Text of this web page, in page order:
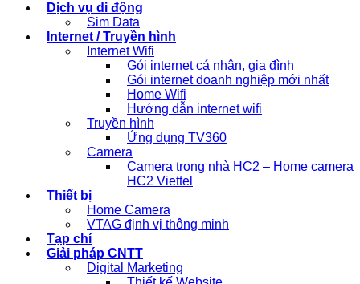
Dịch vụ di động
Sim Data
Internet / Truyền hình
Internet Wifi
Gói internet cá nhân, gia đình
Gói internet doanh nghiệp mới nhất
Home Wifi
Hướng dẫn internet wifi
Truyền hình
Ứng dụng TV360
Camera
Camera trong nhà HC2 – Home camera
HC2 Viettel
Thiết bị
Home Camera
VTAG định vị thông minh
Tạp chí
Giải pháp CNTT
Digital Marketing